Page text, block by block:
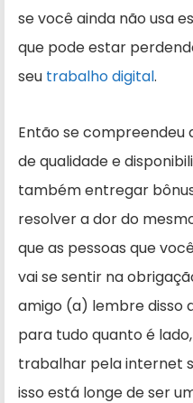
se você ainda não usa
que pode estar
seu trabalho digital.
Então se compreendeu
de qualidade e
também entregar
resolver a dor do
que as pessoas que
vai se sentir na
amigo (a) lembre disso
para tudo quanto é
trabalhar pela internet
isso está longe de ser